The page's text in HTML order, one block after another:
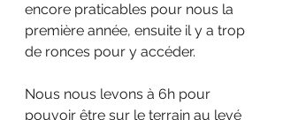
encore praticables pour nous la
première année, ensuite il y a trop
de ronces pour y accéder.
Nous nous levons à 6h pour
pouvoir être sur le terrain au levé